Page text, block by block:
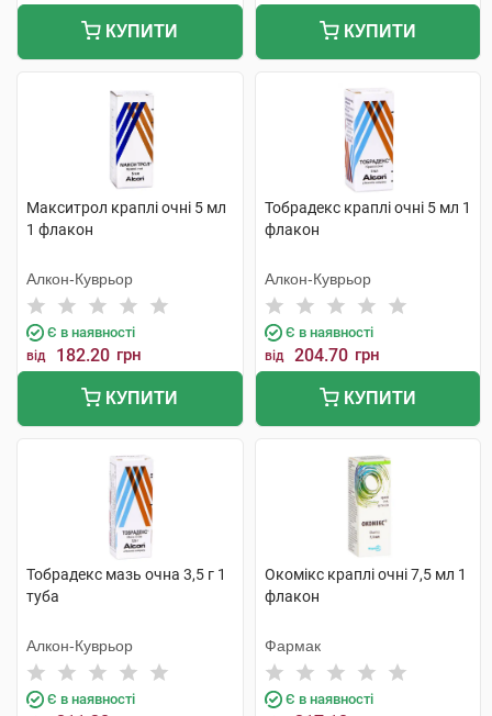
КУПИТИ КУПИТИ
Макситрол краплі очні 5 мл
1 флакон
Алкон-Куврьор
Є в наявності
від 182.20 грн
КУПИТИ
Тобрадекс краплі очні 5 мл 1
флакон
Алкон-Куврьор
Є в наявності
від 204.70 грн
КУПИТИ
Тобрадекс мазь очна 3,5 г 1
туба
Алкон-Куврьор
Є в наявності
Окомікс краплі очні 7,5 мл 1
флакон
Фармак
Є в наявності